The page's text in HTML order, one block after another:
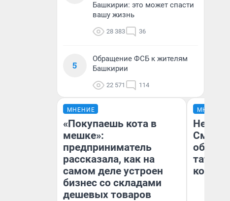
Башкирии: это может спасти
вашу жизнь
28 383 36
5
Обращение ФСБ к жителям
Башкирии
22 571 114
МНЕНИЕ
«Покупаешь кота в
мешке»:
предприниматель
рассказала, как на
самом деле устроен
бизнес со складами
дешевых товаров
МНЕНИЕ